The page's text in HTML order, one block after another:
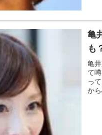
亀
も
亀
て
っ
か